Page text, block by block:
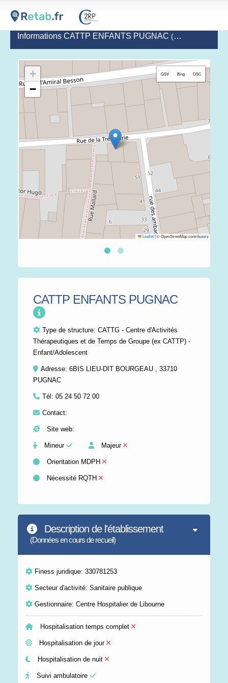
Informations CATTP ENFANTS PUGNAC (dernière mise à jour le 2020-12-18)
+
−
GSV Bing OSC
Leaflet|© OpenStreetMap contributors
CATTP ENFANTS PUGNAC
Type de structure: CATTG - Centre d'Activités
Thérapeutiques et de Temps de Groupe (ex CATTP) -
Enfant/Adolescent
Adresse: 6BIS LIEU-DIT BOURGEAU , 33710
PUGNAC
Tél: 05 24 50 72 00
Contact:
Site web:
Mineur Majeur
Orientation MDPH
Nécessité RQTH
Description de l'établissement
(Données en cours de recueil)
Finess juridique: 330781253
Secteur d'activité: Sanitaire publique
Gestionnaire: Centre Hospitalier de Libourne
Hospitalisation temps complet
Hospitalisation de jour
Hospitalisation de nuit
Suivi ambulatoire